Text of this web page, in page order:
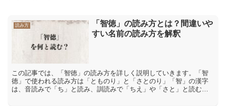
読み方
「智徳」の読み方とは？間違いや
すい名前の読み方を解釈
この記事では、「智徳」の読み方を詳しく説明していきます。「智
徳」で使われる読み方は「とものり」と「さとのり」「智」の漢字
は、音読みで「ち」と読み、訓読みで「ちえ」や「さと」と読む事